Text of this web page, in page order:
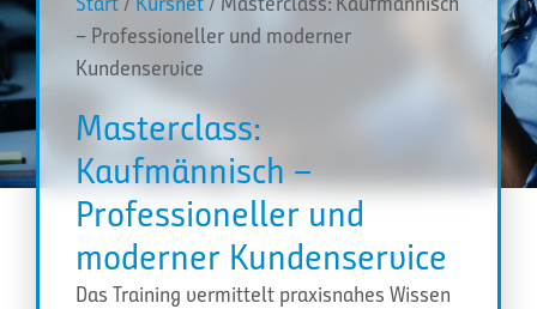
– Professioneller und moderner
Kundenservice
Masterclass:
Kaufmännisch –
Professioneller und
moderner Kundenservice
Das Training vermittelt praxisnahes Wissen